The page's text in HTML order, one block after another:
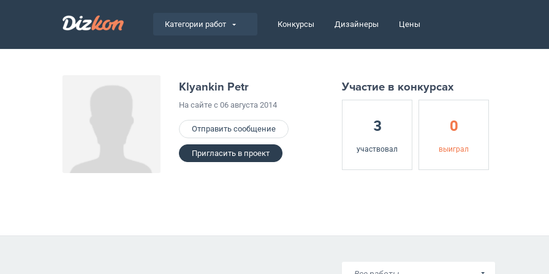
Категории работ Конкурсы Дизайнеры Цены
Klyankin Petr
На сайте с 06 августа 2014
Отправить сообщение
Пригласить в проект
Участие в конкурсах
3
участвовал
0
выиграл